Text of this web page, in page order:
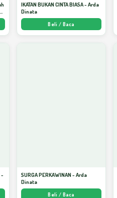
IKATAN BUKAN CINTA BIASA - Arda
Dinata
Beli / Baca
-
SURGA PERKAWINAN - Arda
Dinata
Beli / Baca